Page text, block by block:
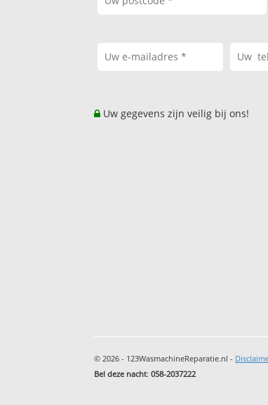
Uw gegevens zijn veilig bij ons!
© 2026 - 123WasmachineReparatie.nl -
Bel deze nacht:058-2037222